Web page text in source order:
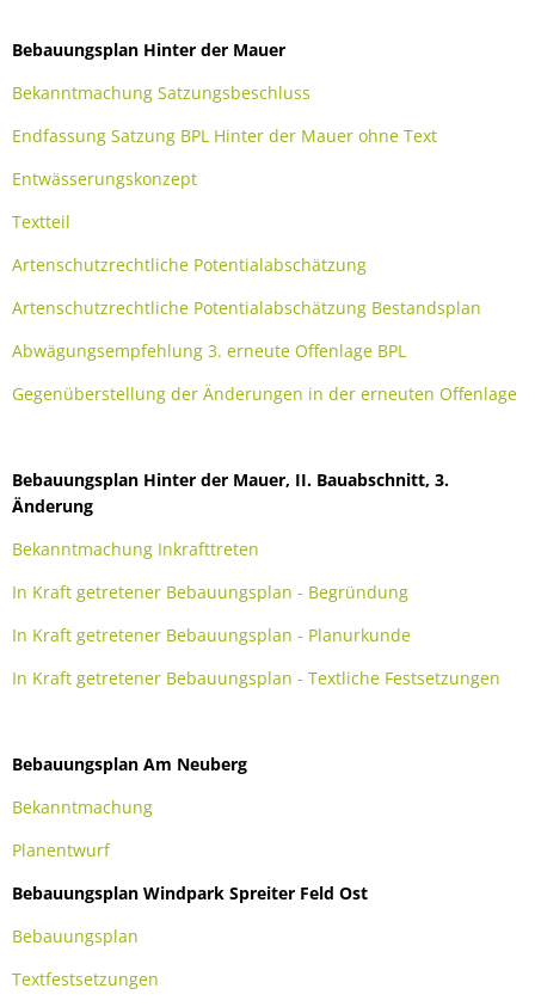
Bebauungsplan Hinter der Mauer
Bekanntmachung Satzungsbeschluss
Endfassung Satzung BPL Hinter der Mauer ohne Text
Entwässerungskonzept
Textteil
Artenschutzrechtliche Potentialabschätzung
Artenschutzrechtliche Potentialabschätzung Bestandsplan
Abwägungsempfehlung 3. erneute Offenlage BPL
Gegenüberstellung der Änderungen in der erneuten Offenlage
Bebauungsplan Hinter der Mauer, II. Bauabschnitt, 3.
Änderung
Bekanntmachung Inkrafttreten
In Kraft getretener Bebauungsplan - Begründung
In Kraft getretener Bebauungsplan - Planurkunde
In Kraft getretener Bebauungsplan - Textliche Festsetzungen
Bebauungsplan Am Neuberg
Bekanntmachung
Planentwurf
Bebauungsplan Windpark Spreiter Feld Ost
Bebauungsplan
Textfestsetzungen